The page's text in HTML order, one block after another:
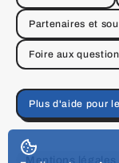
Partenaires et
Foire aux
Plus d'aide pour
Mentions légales